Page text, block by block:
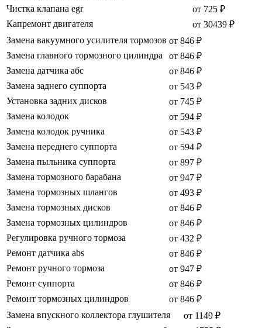
Чистка клапана egr
от 725 ₽
Капремонт двигателя
от 30439 ₽
Замена вакуумного усилителя тормозов от 846 ₽
Замена главного тормозного цилиндра
от 846 ₽
Замена датчика абс
от 846 ₽
Замена заднего суппорта
от 543 ₽
Установка задних дисков
от 745 ₽
Замена колодок
от 594 ₽
Замена колодок ручника
от 543 ₽
Замена переднего суппорта
от 594 ₽
Замена пыльника суппорта
от 897 ₽
Замена тормозного барабана
от 947 ₽
Замена тормозных шлангов
от 493 ₽
Замена тормозных дисков
от 846 ₽
Замена тормозных цилиндров
от 846 ₽
Регулировка ручного тормоза
от 432 ₽
Ремонт датчика abs
от 846 ₽
Ремонт ручного тормоза
от 947 ₽
Ремонт суппорта
от 846 ₽
Ремонт тормозных цилиндров
от 846 ₽
Замена впускного коллектора глушителя
от 1149 ₽